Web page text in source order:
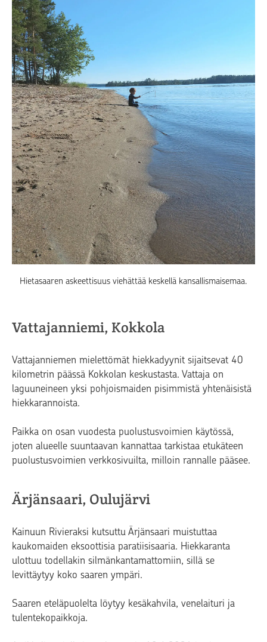
Hietasaaren askeettisuus viehättää keskellä kansallismaisemaa.
Vattajanniemi, Kokkola
Vattajanniemen mielettömät hiekkadyynit sijaitsevat 40
kilometrin päässä Kokkolan keskustasta. Vattaja on
laguuneineen yksi pohjoismaiden pisimmistä yhtenäisistä
hiekkarannoista.
Paikka on osan vuodesta puolustusvoimien käytössä,
joten alueelle suuntaavan kannattaa tarkistaa etukäteen
puolustusvoimien verkkosivuilta, milloin rannalle pääsee.
Ärjänsaari, Oulujärvi
Kainuun Rivieraksi kutsuttu Ärjänsaari muistuttaa
kaukomaiden eksoottisia paratiisisaaria. Hiekkaranta
ulottuu todellakin silmänkantamattomiin, sillä se
levittäytyy koko saaren ympäri.
Saaren eteläpuolelta löytyy kesäkahvila, venelaituri ja
tulentekopaikkoja.